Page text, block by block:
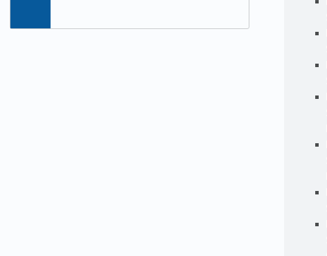
ac
e
as
to
m
ai ar